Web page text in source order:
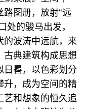
图册，放射“远
处的骏马出发，
的波涛中远航，来
古典建筑构成思想
日晷，以色彩划分
升，成为空间的精
艺和想象的恒久追